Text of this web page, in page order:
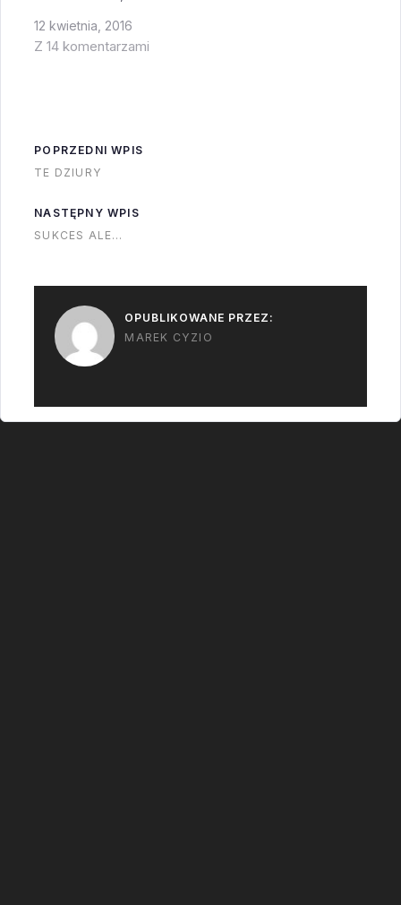
znają je wszystkie, dla
nowych…
podwieszony pod
dźwigiem. Sterczałem
czytelnikom
podobały.RanoGóra
była przypięta
12 kwietnia, 2016
Z 14 komentarzami
POPRZEDNI WPIS
TE DZIURY
NASTĘPNY WPIS
SUKCES ALE…
OPUBLIKOWANE PRZEZ:
MAREK CYZIO